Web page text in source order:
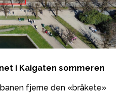
i Kaigaten sommeren
fjerne den «bråkete»